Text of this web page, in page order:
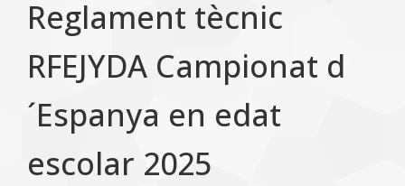
Reglament tècnic
RFEJYDA Campionat d
´Espanya en edat
escolar 2025